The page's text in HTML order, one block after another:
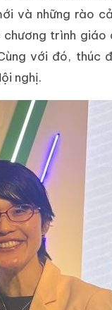
và những rào
trình
với đó,
nghị.